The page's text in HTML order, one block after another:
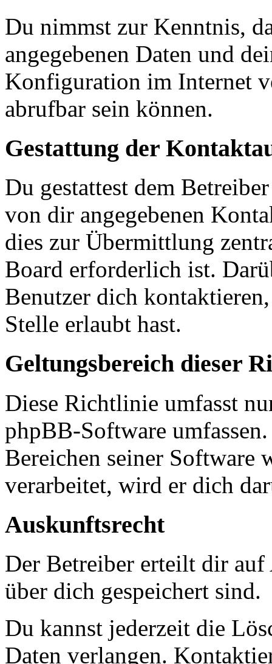
Du nimmst zur Kenntnis,
angegebenen Daten und
Konfiguration im Internet
abrufbar sein können.
Gestattung der
Du gestattest dem
von dir angegebenen
dies zur Übermittlung
Board erforderlich ist.
Benutzer dich
Stelle erlaubt hast.
Geltungsbereich dieser
Diese Richtlinie umfasst
phpBB-Software
Bereichen seiner Software
verarbeitet, wird er dich
Auskunftsrecht
Der Betreiber erteilt dir
über dich gespeichert sind.
Du kannst jederzeit die
Daten verlangen.